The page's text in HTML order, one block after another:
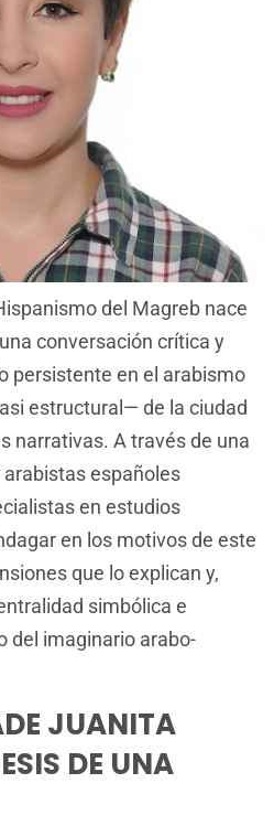
del Magreb nace
conversación crítica y
persistente en el arabismo
estructural— de la ciudad
narrativas. A través de una
españoles
en estudios
en los motivos de este
que lo explican y,
simbólica e
del imaginario arabo-
JUANITA
DE UNA